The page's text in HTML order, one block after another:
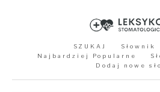
SZUKAJ Słownik
Najbardziej Popularne
Dodaj nowe